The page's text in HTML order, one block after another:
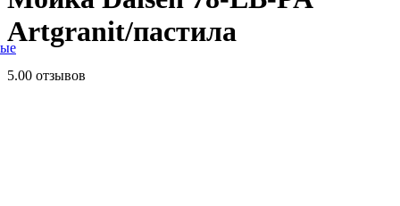
Artgranit/пастила
5.00 отзывов